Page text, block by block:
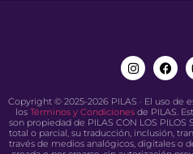
Copyright © 2025-2026 PILAS · El uso
los Términos y Condicionesde PILAS.
son propiedad de PILAS CON LOS PILOS
total o parcial, su traducción, inclusión,
través de medios analógicos, digitales o